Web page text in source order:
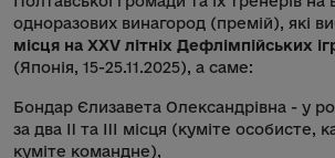
одноразових винагород (премій), які
місця на XXV літніх Дефлімпійських
(Японія, 15-25.11.2025), а саме:
Бондар Єлизавета Олександрівна - у
за два II та III місця (куміте особисте,
куміте командне),